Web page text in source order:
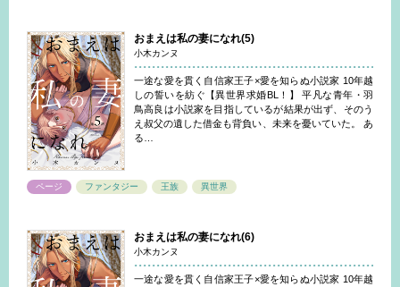
おまえは私の妻になれ(5)
小木カンヌ
一途な愛を貫く自信家王子×愛を知らぬ小説家 10年越
しの誓いを紡ぐ【異世界求婚BL！】 平凡な青年・羽
鳥高良は小説家を目指しているが結果が出ず、そのう
え叔父の遺した借金も背負い、未来を憂いていた。 あ
る…
ページ ファンタジー 王族 異世界
おまえは私の妻になれ(6)
小木カンヌ
一途な愛を貫く自信家王子×愛を知らぬ小説家 10年越